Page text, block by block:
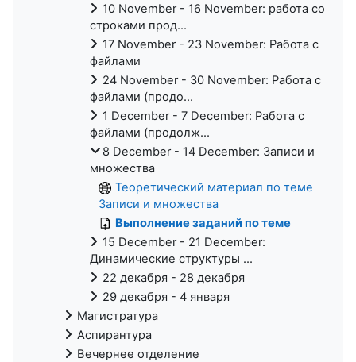
10 November - 16 November: работа со
строками прод...
17 November - 23 November: Работа с
файлами
24 November - 30 November: Работа с
файлами (продо...
1 December - 7 December: Работа с
файлами (продолж...
8 December - 14 December: Записи и
множества
Теоретический материал по теме
Записи и множества
Выполнение заданий по теме
15 December - 21 December:
Динамические структуры ...
22 декабря - 28 декабря
29 декабря - 4 января
Магистратура
Аспирантура
Вечернее отделение